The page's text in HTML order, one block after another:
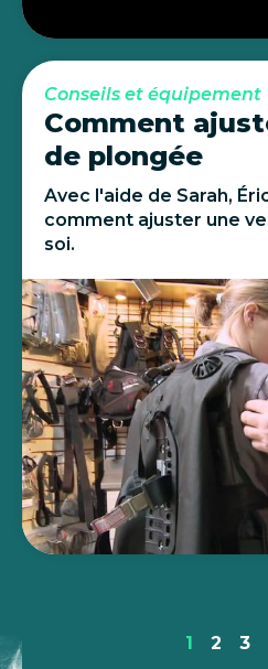
Conseils et équipement
Comment
de plongée
Avec l'aide de Sarah,
comment ajuster une
soi.
1 2 3